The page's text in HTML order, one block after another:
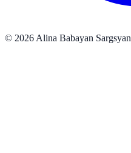
© 2026 Alina Babayan Sargsyan